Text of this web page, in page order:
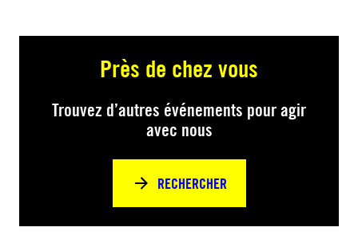
Près de chez vous
Trouvez d’autres événements pour agir
avec nous
RECHERCHER